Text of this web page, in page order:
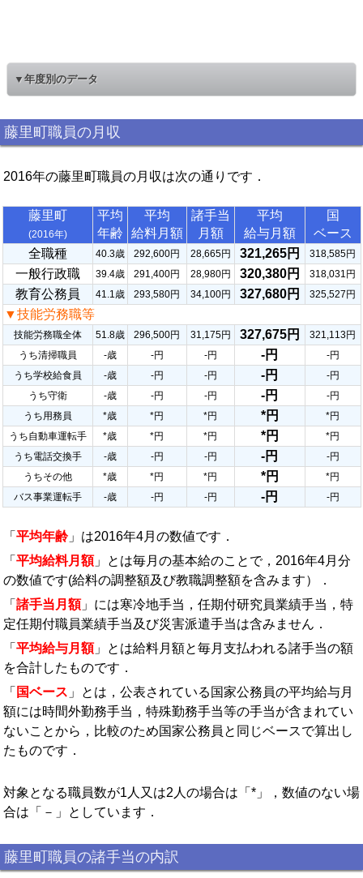
▼年度別のデータ
藤里町職員の月収
2016年の藤里町職員の月収は次の通りです．
藤里町
(2016年)
平均
年齢
平均
給料月額
諸手当
月額
平均
給与月額
国
ベース
全職種
40.3歳 292,600円 28,665円 321,265円 318,585円
一般行政職 39.4歳 291,400円 28,980円 320,380円 318,031円
教育公務員 41.1歳 293,580円 34,100円 327,680円 325,527円
▼技能労務職等
技能労務職全体 51.8歳 296,500円 31,175円 327,675円
321,113円
うち清掃職員
-歳 -円 -円 -円
-円
うち学校給食員
-歳 -円 -円 -円
-円
うち守衛
-歳 -円 -円 -円
-円
うち用務員
*歳 *円 *円 *円
*円
うち自動車運転手
*歳 *円 *円 *円
*円
うち電話交換手
-歳 -円 -円 -円
-円
うちその他
*歳 *円 *円 *円
*円
バス事業運転手
-歳 -円 -円 -円 -円
「 平均年齢 」は2016年4月の数値です．
「 平均給料月額」とは毎月の基本給のことで，2016年4月分
の数値です(給料の調整額及び教職調整額を含みます）．
「 諸手当月額」には寒冷地手当，任期付研究員業績手当，特
定任期付職員業績手当及び災害派遣手当は含みません．
「 平均給与月額」とは給料月額と毎月支払われる諸手当の額
を合計したものです．
「 国ベース 」とは，公表されている国家公務員の平均給与月
額には時間外勤務手当，特殊勤務手当等の手当が含まれてい
ないことから，比較のため国家公務員と同じベースで算出し
たものです．
対象となる職員数が1人又は2人の場合は「*」，数値のない場
合は「－」としています．
藤里町職員の諸手当の内訳